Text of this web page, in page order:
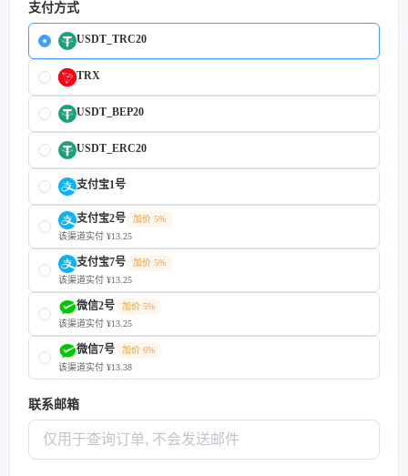
支付方式
USDT_TRC20
TRX
USDT_BEP20
USDT_ERC20
支付宝1号
支付宝2号
加价 5%
该渠道实付 ¥13.25
支付宝7号
加价 5%
该渠道实付 ¥13.25
微信2号
加价 5%
该渠道实付 ¥13.25
微信7号
加价 6%
该渠道实付 ¥13.38
联系邮箱